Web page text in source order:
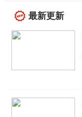
最新更新